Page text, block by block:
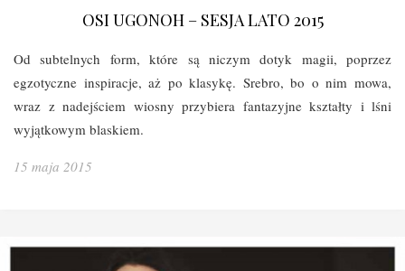
OSI UGONOH – SESJA LATO 2015
Od subtelnych form, które są niczym dotyk magii, poprzez
egzotyczne inspiracje, aż po klasykę. Srebro, bo o nim mowa,
wraz z nadejściem wiosny przybiera fantazyjne kształty i lśni
wyjątkowym blaskiem.
15 maja 2015